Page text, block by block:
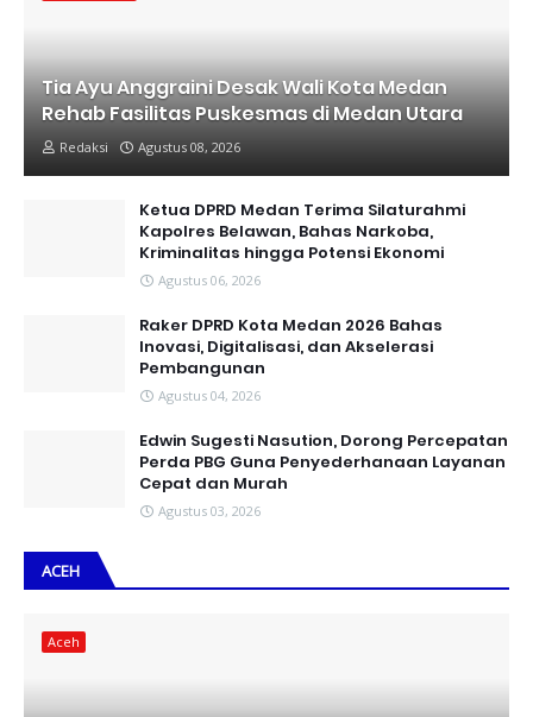
Tia Ayu Anggraini Desak Wali Kota Medan
Rehab Fasilitas Puskesmas di Medan Utara
Redaksi Agustus 08, 2026
Ketua DPRD Medan Terima Silaturahmi
Kapolres Belawan, Bahas Narkoba,
Kriminalitas hingga Potensi Ekonomi
Agustus 06, 2026
Raker DPRD Kota Medan 2026 Bahas
Inovasi, Digitalisasi, dan Akselerasi
Pembangunan
Agustus 04, 2026
Edwin Sugesti Nasution, Dorong Percepatan
Perda PBG Guna Penyederhanaan Layanan
Cepat dan Murah
Agustus 03, 2026
ACEH
Aceh